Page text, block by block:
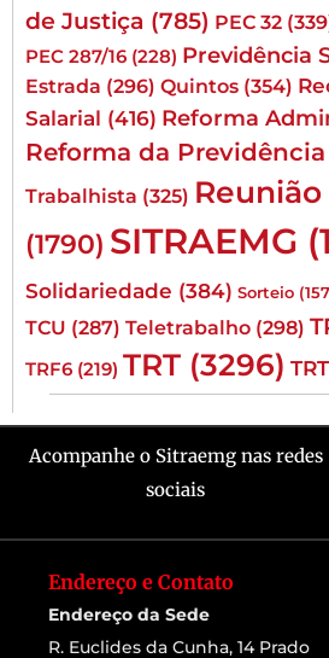
de Justiça (785) PEC 32
PEC 287/16 (228) Previdência
Estrada (296) Quintos (354)
Salarial (416) Reforma
Reforma da Previdência
Trabalhista (325) Reunião
(1790) SITRAEMG
Solidariedade (384) Sorteio
TCU (287) Teletrabalho (298)
TRF6 (219) TRT (3296)
Acompanhe o Sitraemg nas redes
sociais
Endereço e Contato
Endereço da Sede
R. Euclides da Cunha, 14 Prado